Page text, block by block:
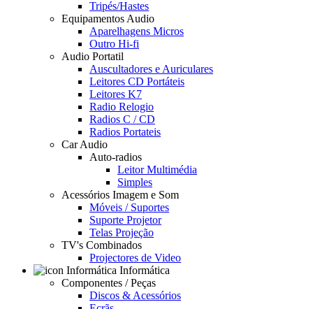
Tripés/Hastes
Equipamentos Audio
Aparelhagens Micros
Outro Hi-fi
Audio Portatil
Auscultadores e Auriculares
Leitores CD Portáteis
Leitores K7
Radio Relogio
Radios C / CD
Radios Portateis
Car Audio
Auto-radios
Leitor Multimédia
Simples
Acessórios Imagem e Som
Móveis / Suportes
Suporte Projetor
Telas Projeção
TV's Combinados
Projectores de Video
Informática
Componentes / Peças
Discos & Acessórios